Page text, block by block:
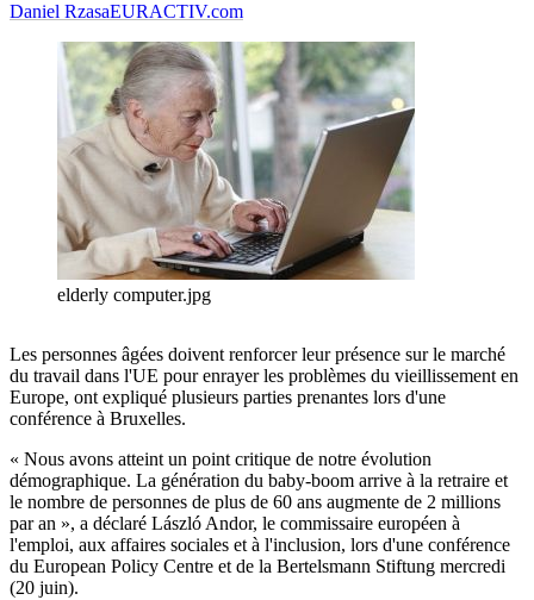
Daniel RzasaEURACTIV.com
elderly computer.jpg
Les personnes âgées doivent renforcer leur présence sur le marché
du travail dans l'UE pour enrayer les problèmes du vieillissement en
Europe, ont expliqué plusieurs parties prenantes lors d'une
conférence à Bruxelles.
« Nous avons atteint un point critique de notre évolution
démographique. La génération du baby-boom arrive à la retraire et
le nombre de personnes de plus de 60 ans augmente de 2 millions
par an », a déclaré László Andor, le commissaire européen à
l'emploi, aux affaires sociales et à l'inclusion, lors d'une conférence
du European Policy Centre et de la Bertelsmann Stiftung mercredi
(20 juin).